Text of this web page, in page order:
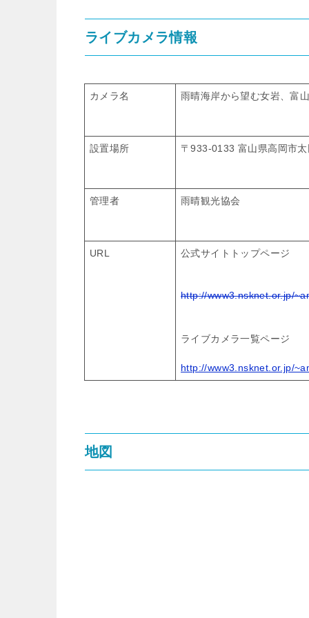
ライブカメラ情報
カメラ名 雨晴海岸から望む女岩、富
設置場所 〒933-0133 富山県高岡市太
管理者 雨晴観光協会
URL 公式サイトトップページ
http://www3.nsknet.or.jp/
ライブカメラ一覧ページ
http://www3.nsknet.or.jp/
地図